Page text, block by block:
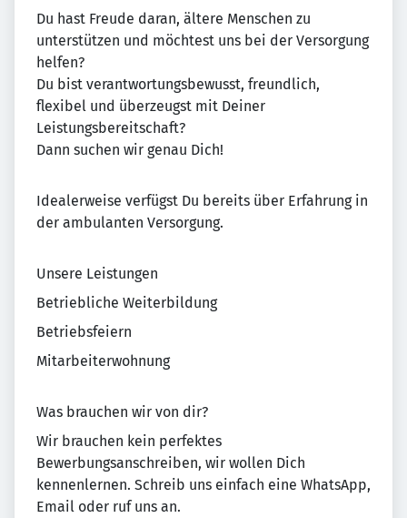
Du hast Freude daran, ältere Menschen zu
unterstützen und möchtest uns bei der Versorgung
helfen?
Du bist verantwortungsbewusst, freundlich,
flexibel und überzeugst mit Deiner
Leistungsbereitschaft?
Dann suchen wir genau Dich!
Idealerweise verfügst Du bereits über Erfahrung in
der ambulanten Versorgung.
Unsere Leistungen
Betriebliche Weiterbildung
Betriebsfeiern
Mitarbeiterwohnung
Was brauchen wir von dir?
Wir brauchen kein perfektes
Bewerbungsanschreiben, wir wollen Dich
kennenlernen. Schreib uns einfach eine WhatsApp,
Email oder ruf uns an.